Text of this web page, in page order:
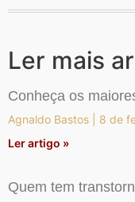
Ler mais
Conheça os
Agnaldo Bastos
8 de
Ler artigo »
Quem tem